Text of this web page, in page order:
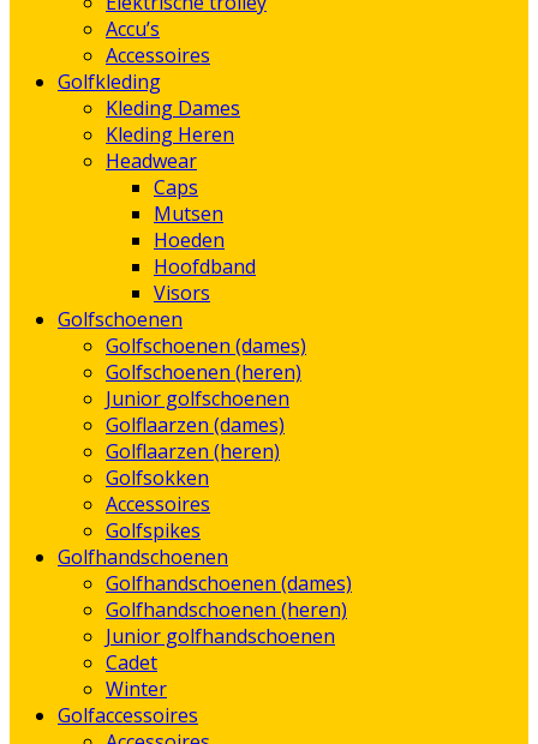
Accu’s
Accessoires
Golfkleding
Kleding Dames
Kleding Heren
Headwear
Caps
Mutsen
Hoeden
Hoofdband
Visors
Golfschoenen
Golfschoenen (dames)
Golfschoenen (heren)
Junior golfschoenen
Golflaarzen (dames)
Golflaarzen (heren)
Golfsokken
Accessoires
Golfspikes
Golfhandschoenen
Golfhandschoenen (dames)
Golfhandschoenen (heren)
Junior golfhandschoenen
Cadet
Winter
Golfaccessoires